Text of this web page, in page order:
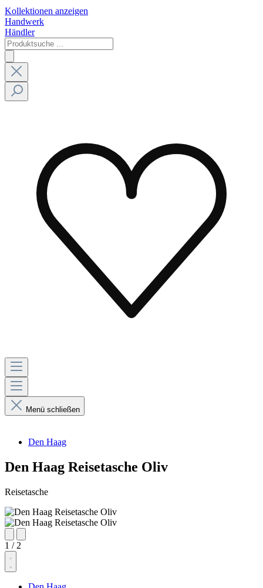
Kollektionen anzeigen
Handwerk
Händler
Menü schließen
Den Haag
Den Haag Reisetasche Oliv
Reisetasche
1 / 2